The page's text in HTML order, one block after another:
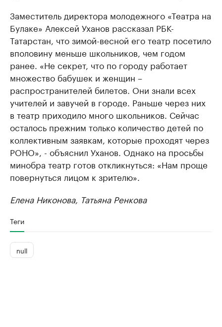
Заместитель директора молодежного «Театра на
Булаке» Алексей Уханов рассказал РБК-
Татарстан, что зимой-весной его театр посетило
вполовину меньше школьников, чем годом
ранее. «Не секрет, что по городу работает
множество бабушек и женщин –
распространителей билетов. Они знали всех
учителей и завучей в городе. Раньше через них
в театр приходило много школьников. Сейчас
осталось прежним только количество детей по
коллективным заявкам, которые проходят через
РОНО», - объяснил Уханов. Однако на просьбы
минобра театр готов откликнуться: «Нам проще
повернуться лицом к зрителю».
Елена Никонова, Татьяна Ренкова
Теги
null